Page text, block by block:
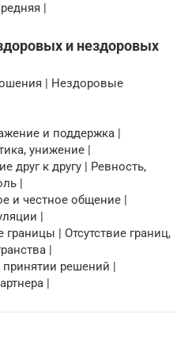
|
и нездоровых
| Нездоровые
и поддержка |
унижение |
друг к другу | Ревность,
|
и честное общение |
|
границы | Отсутствие границ,
|
решений |
|